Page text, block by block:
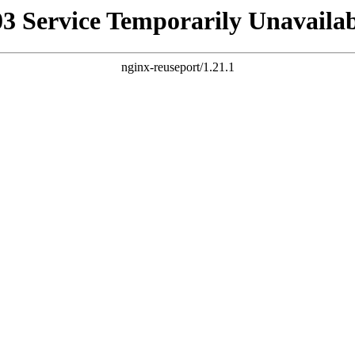
Service Temporarily
nginx-reuseport/1.21.1